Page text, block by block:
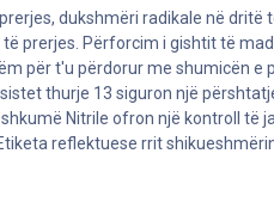
dukshmëri radikale në dritë
prerjes. Përforcim i gishtit të
për t'u përdorur me shumicën e
thurje 13 siguron një
Nitrile ofron një kontroll të
reflektuese rrit